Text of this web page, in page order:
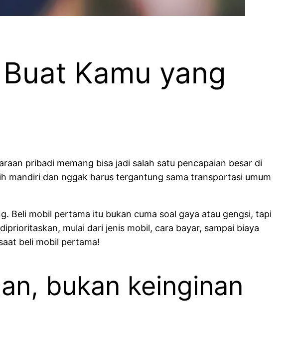
Kamu yang
pribadi memang bisa jadi salah satu pencapaian besar di
mandiri dan nggak harus tergantung sama transportasi umum
Beli mobil pertama itu bukan cuma soal gaya atau gengsi, tapi
mulai dari jenis mobil, cara bayar, sampai biaya
beli mobil pertama!
bukan keinginan